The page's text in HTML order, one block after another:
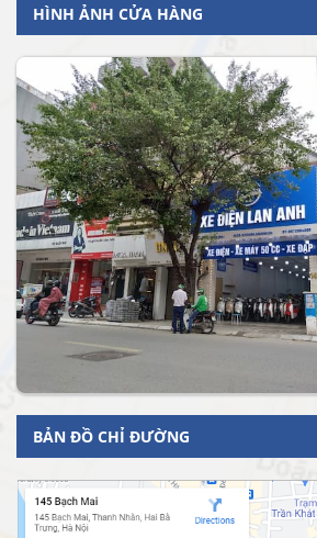
HÌNH ẢNH CỬA HÀNG
BẢN ĐỒ CHỈ ĐƯỜNG